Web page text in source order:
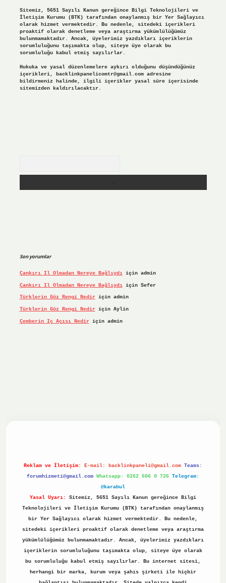
Sitemiz, 5651 Sayılı Kanun gereğince Bilgi Teknolojileri ve
İletişim Kurumu (BTK) tarafından onaylanmış bir Yer Sağlayıcı
olarak hizmet vermektedir. Bu nedenle, sitedeki içerikleri
proaktif olarak denetleme veya araştırma yükümlülüğümüz
bulunmamaktadır. Ancak, üyelerimiz yazdıkları içeriklerin
sorumluluğunu taşımakta olup, siteye üye olarak bu
sorumluluğu kabul etmiş sayılırlar.
Hukuka ve yasal düzenlemelere aykırı olduğunu düşündüğünüz
içerikleri, backlinkpanelicomtr@gmail.comadresine
bildirmeniz halinde, ilgili içerikler yasal süre içerisinde
sitemizden kaldırılacaktır.
Son yorumlar
Çankırı Il Olmadan Nereye Bağlıydıiçin admin
Çankırı Il Olmadan Nereye Bağlıydıiçin Sefer
Türklerin Göz Rengi Nediriçin admin
Türklerin Göz Rengi Nediriçin Aylin
Çemberin Iç Açısı Nediriçin admin
Reklam ve İletişim: E-mail: backlinkpaneli@gmail.com Teams:
forumhizmeti@gmail.com Whatsapp: 0262 606 0 726 Telegram:
@karabul
Yasal Uyarı:
Sitemiz, 5651 Sayılı Kanun gereğince Bilgi
Teknolojileri ve İletişim Kurumu (BTK) tarafından onaylanmış
bir Yer Sağlayıcı olarak hizmet vermektedir. Bu nedenle,
sitedeki içerikleri proaktif olarak denetleme veya araştırma
yükümlülüğümüz bulunmamaktadır. Ancak, üyelerimiz yazdıkları
içeriklerin sorumluluğunu taşımakta olup, siteye üye olarak
bu sorumluluğu kabul etmiş sayılırlar. Bu internet sitesi,
herhangi bir marka, kurum veya şahıs şirketi ile hiçbir